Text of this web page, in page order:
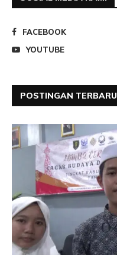
FACEBOOK
YOUTUBE
POSTINGAN TERBARU